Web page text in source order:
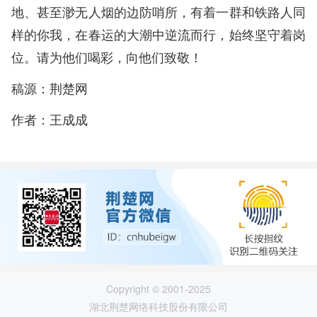
地、甚至渺无人烟的边防哨所，有着一群和铁路人同
样的你我，在春运的大潮中逆流而行，始终坚守着岗
位。请为他们喝彩，向他们致敬！
稿源：荆楚网
作者：王成成
Copyright © 2001-2025
湖北荆楚网络科技股份有限公司